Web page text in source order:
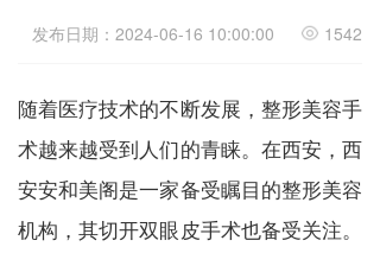
发布日期：2024-06-16 10:00:00 1542
随着医疗技术的不断发展，整形美容手
术越来越受到人们的青睐。在西安，西
安安和美阁是一家备受瞩目的整形美容
机构，其切开双眼皮手术也备受关注。